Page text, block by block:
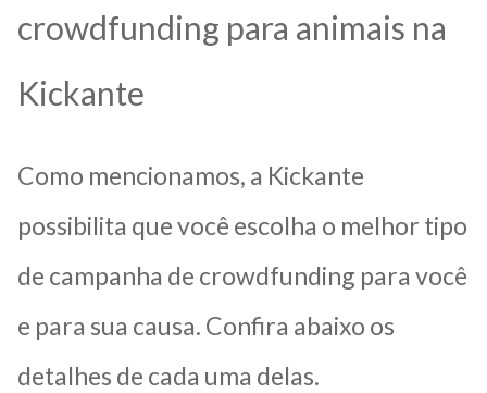
crowdfunding para animais na
Kickante
Como mencionamos, a Kickante
possibilita que você escolha o melhor tipo
de campanha de crowdfunding para você
e para sua causa. Confira abaixo os
detalhes de cada uma delas.